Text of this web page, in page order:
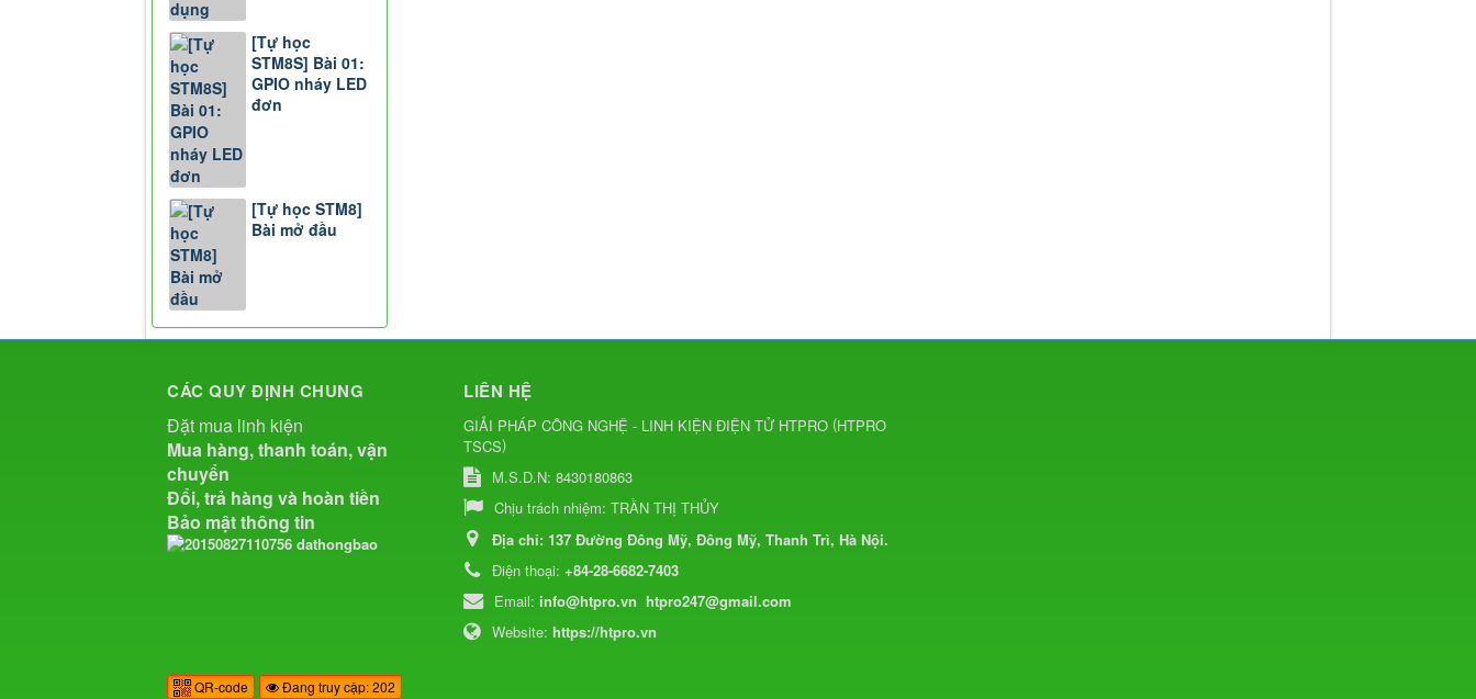
[Tự học
STM8S] Bài 01:
GPIO nháy LED
đơn
[Tự học STM8]
Bài mở đầu
CÁC QUY ĐỊNH CHUNG
Đặt mua linh kiện
Mua hàng, thanh toán, vận
chuyển
Đổi, trả hàng và hoàn tiền
Bảo mật thông tin
LIÊN HỆ
GIẢI PHÁP CÔNG NGHỆ - LINH KIỆN ĐIỆN TỬ HTPRO (HTPRO
TSCS)
M.S.D.N: 8430180863
Chịu trách nhiệm: TRẦN THỊ THỦY
Địa chỉ: 137 Đường Đông Mỹ, Đông Mỹ, Thanh Trì, Hà Nội.
Điện thoại: +84-28-6682-7403
Email: info@htpro.vn htpro247@gmail.com
Website: https://htpro.vn
QR-code Đang truy cập: 202